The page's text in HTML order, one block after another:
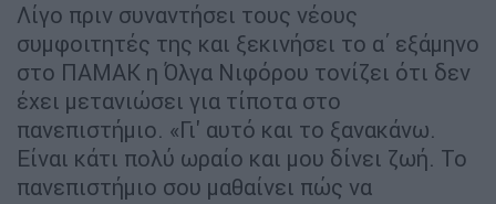
Λίγο πριν συναντήσει τους νέους
συμφοιτητές της και ξεκινήσει το α΄ εξάμηνο
στο ΠΑΜΑΚ η Όλγα Νιφόρου τονίζει ότι δεν
έχει μετανιώσει για τίποτα στο
πανεπιστήμιο. «Γι' αυτό και το ξανακάνω.
Είναι κάτι πολύ ωραίο και μου δίνει ζωή. Το
πανεπιστήμιο σου μαθαίνει πώς να